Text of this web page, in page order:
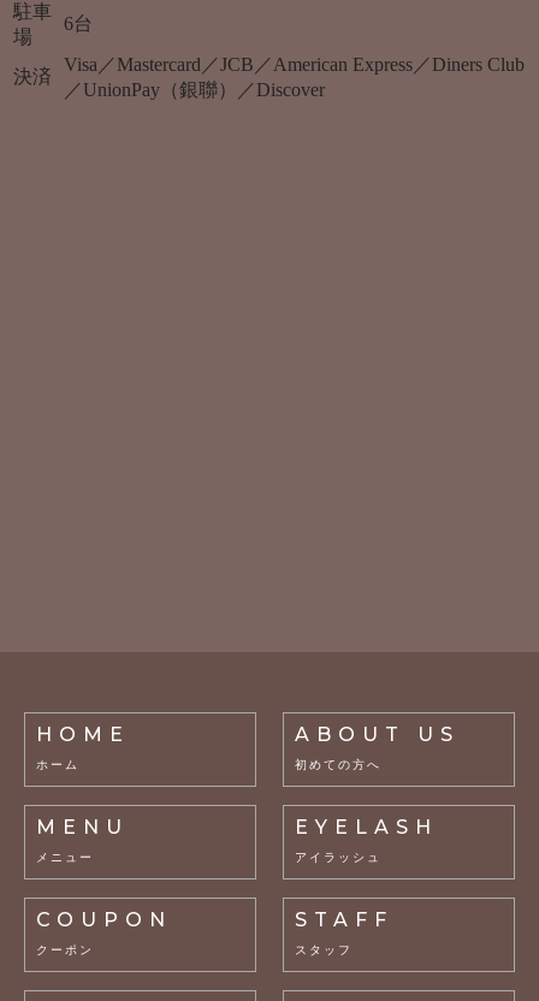
駐車
場
6台
決済
Visa／Mastercard／JCB／American Express／Diners Club
／UnionPay（銀聯）／Discover
HOME
ホーム
ABOUT US
初めての方へ
MENU
メニュー
EYELASH
アイラッシュ
COUPON
クーポン
STAFF
スタッフ